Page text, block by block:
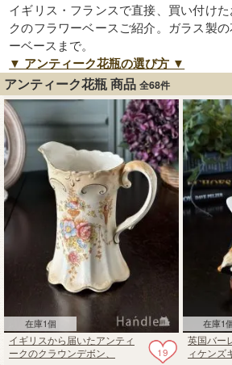
イギリス・フランスで直接、買い付け
クのフラワーベースご紹介。ガラス製
ーベースまで。
▼ アンティーク花瓶の選び方 ▼
アンティーク花瓶 商品 全68件
在庫1個
19
イギリスから届いたアンティ
ークのクラウンデボン、
在庫1
英国バー
ィケンズ